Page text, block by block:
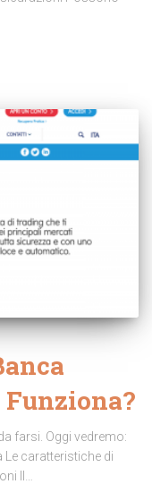
farsi. Oggi vedremo:
Le caratteristiche di
Il…